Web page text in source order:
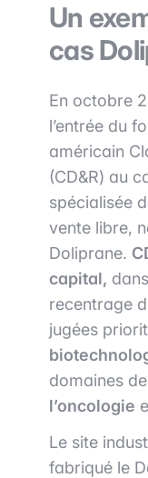
Un
cas
En octobre
l’entrée du
américain
(CD&R) au
spécialisée
vente libre,
Doliprane.
capital,
recentrage
jugées
domaines de
l’oncologie
Le site
fabriqué le